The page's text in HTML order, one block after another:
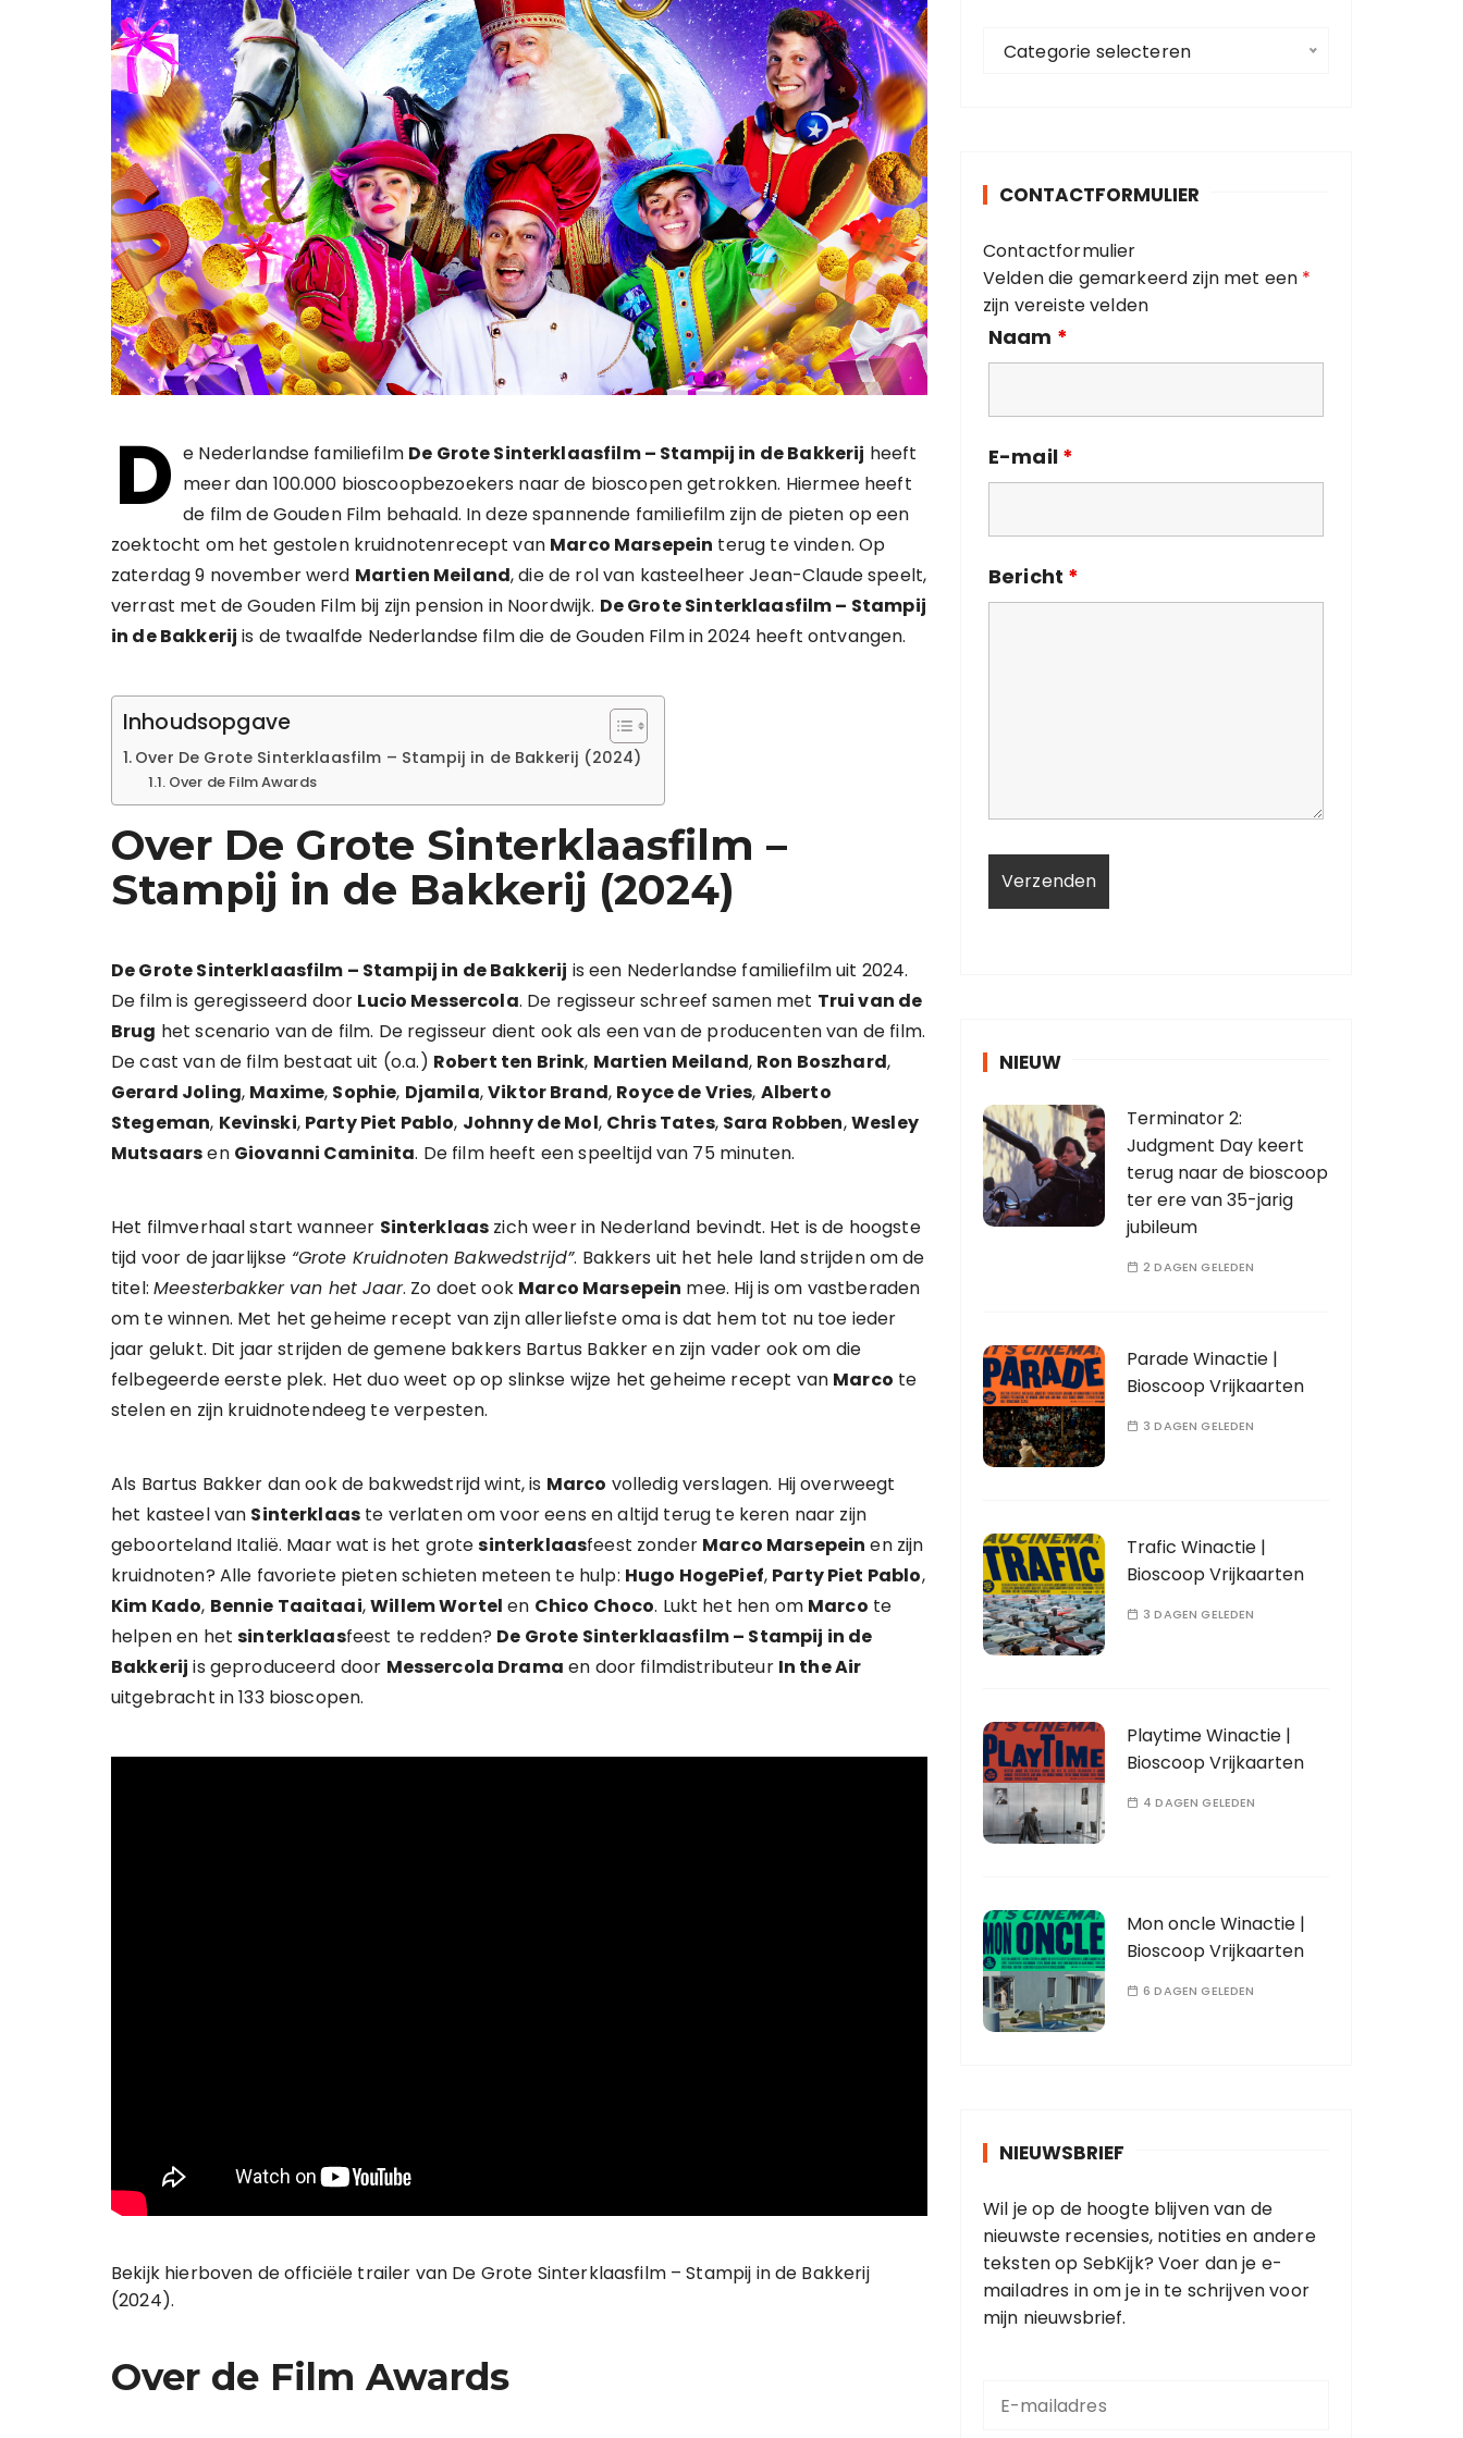
D e Nederlandse familiefilm De Grote Sinterklaasfilm – Stampij in de Bakkerij heeft
meer dan 100.000 bioscoopbezoekers naar de bioscopen getrokken. Hiermee heeft
de film de Gouden Film behaald. In deze spannende familiefilm zijn de pieten op een
zoektocht om het gestolen kruidnotenrecept van Marco Marsepein terug te vinden. Op
zaterdag 9 november werd Martien Meiland, die de rol van kasteelheer Jean-Claude speelt,
verrast met de Gouden Film bij zijn pension in Noordwijk. De Grote Sinterklaasfilm – Stampij
in de Bakkerij is de twaalfde Nederlandse film die de Gouden Film in 2024 heeft ontvangen.
Inhoudsopgave
Over De Grote Sinterklaasfilm – Stampij in de Bakkerij (2024)
Over de Film Awards
Over De Grote Sinterklaasfilm –
Stampij in de Bakkerij (2024)
De Grote Sinterklaasfilm – Stampij in de Bakkerij is een Nederlandse familiefilm uit 2024.
De film is geregisseerd door Lucio Messercola. De regisseur schreef samen met Trui van de
Brug het scenario van de film. De regisseur dient ook als een van de producenten van de film.
De cast van de film bestaat uit (o.a.) Robert ten Brink, Martien Meiland, Ron Boszhard,
Gerard Joling, Maxime, Sophie, Djamila,Viktor Brand, Royce de Vries, Alberto
Stegeman, Kevinski, Party Piet Pablo, Johnny de Mol, Chris Tates, Sara Robben,Wesley
Mutsaarsen Giovanni Caminita. De film heeft een speeltijd van 75 minuten.
Het filmverhaal start wanneer Sinterklaas zich weer in Nederland bevindt. Het is de hoogste
tijd voor de jaarlijkse “Grote Kruidnoten Bakwedstrijd”. Bakkers uit het hele land strijden om de
titel:Meesterbakker van het Jaar. Zo doet ook Marco Marsepein mee. Hij is om vastberaden
om te winnen. Met het geheime recept van zijn allerliefste oma is dat hem tot nu toe ieder
jaar gelukt. Dit jaar strijden de gemene bakkers Bartus Bakker en zijn vader ook om die
felbegeerde eerste plek. Het duo weet op op slinkse wijze het geheime recept van Marco te
stelen en zijn kruidnotendeeg te verpesten.
Als Bartus Bakker dan ook de bakwedstrijd wint, is Marco volledig verslagen. Hij overweegt
het kasteel van Sinterklaas te verlaten om voor eens en altijd terug te keren naar zijn
geboorteland Italië. Maar wat is het grotesinterklaasfeest zonder Marco Marsepein en zijn
kruidnoten? Alle favoriete pieten schieten meteen te hulp: Hugo HogePief, Party Piet Pablo,
Kim Kado, Bennie Taaitaai,Willem Wortel en Chico Choco. Lukt het hen om Marco te
helpen en hetsinterklaasfeest te redden? De Grote Sinterklaasfilm – Stampij in de
Bakkerij is geproduceerd door Messercola Drama en door filmdistributeur In the Air
uitgebracht in 133 bioscopen.
Bekijk hierboven de officiële trailer van De Grote Sinterklaasfilm – Stampij in de Bakkerij
(2024).
Over de Film Awards
r
e
ë
n
Categorie selecteren
CONTACTFORMULIER
Contactformulier
Velden die gemarkeerd zijn met een *
zijn vereiste velden
Naam *
E-mail *
Bericht *
NIEUW
Terminator 2:
Judgment Day keert
terug naar de bioscoop
ter ere van 35-jarig
jubileum
2 DAGEN GELEDEN
Parade Winactie |
Bioscoop Vrijkaarten
3 DAGEN GELEDEN
Trafic Winactie |
Bioscoop Vrijkaarten
3 DAGEN GELEDEN
Playtime Winactie |
Bioscoop Vrijkaarten
4 DAGEN GELEDEN
Mon oncle Winactie |
Bioscoop Vrijkaarten
6 DAGEN GELEDEN
NIEUWSBRIEF
Wil je op de hoogte blijven van de
nieuwste recensies, notities en andere
teksten op SebKijk? Voer dan je e-
mailadres in om je in te schrijven voor
mijn nieuwsbrief.